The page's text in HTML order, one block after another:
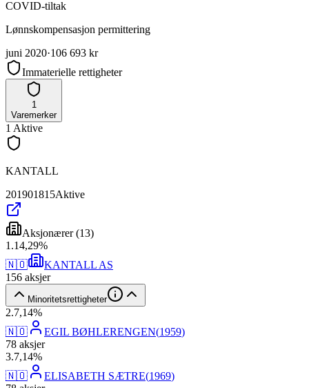
COVID-tiltak
Lønnskompensasjon permittering
juni 2020·106 693 kr
Immaterielle rettigheter
1
Varemerker
1 Aktive
KANTALL
201901815Aktive
Aksjonærer(13)
1 .14,29%
🇳🇴
KANTALL AS
156 aksjer
Minoritetsrettigheter
2.7,14%
🇳🇴
EGIL BØHLERENGEN(1959)
78 aksjer
3.7,14%
🇳🇴
ELISABETH SÆTRE(1969)